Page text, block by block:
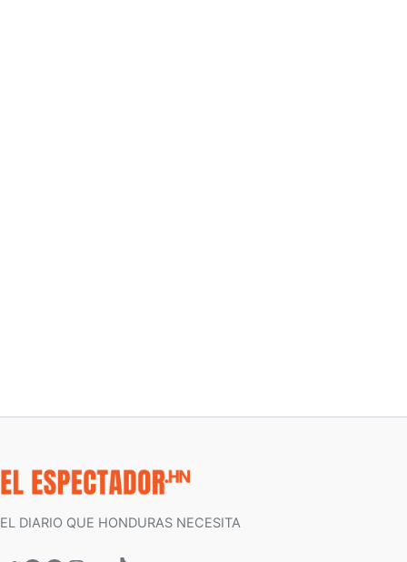
EL DIARIO QUE HONDURAS NECESITA